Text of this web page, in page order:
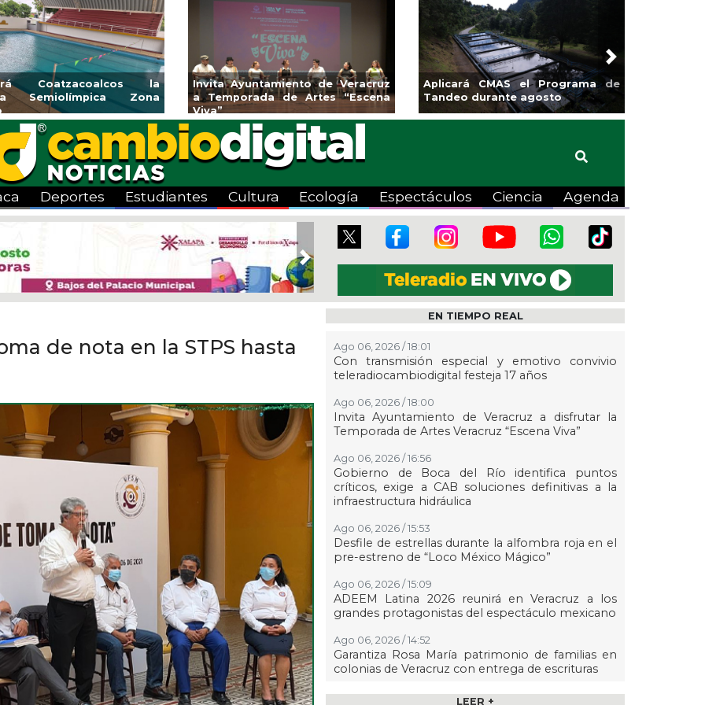
de Xalapa
en Mercadito
Coatzacoalcos impulsa la
halterofilia con la Copa Coyote
2026
Continúa Coatza Vive el Verano
2026 con cine, actividades
lúdicas y expo
Next
Deportes Estudiantes Cultura Ecología Espectáculos Ciencia Agenda
Next
de nota en la STPS hasta
EN TIEMPO REAL
Ago 06, 2026 / 18:01
Con transmisión especial y emotivo convivio
teleradiocambiodigital festeja 17 años
Ago 06, 2026 / 18:00
Invita Ayuntamiento de Veracruz a disfrutar la
Temporada de Artes Veracruz “Escena Viva”
Ago 06, 2026 / 16:56
Gobierno de Boca del Río identifica puntos
críticos, exige a CAB soluciones definitivas a la
infraestructura hidráulica
Ago 06, 2026 / 15:53
Desfile de estrellas durante la alfombra roja en el
pre-estreno de “Loco México Mágico”
Ago 06, 2026 / 15:09
ADEEM Latina 2026 reunirá en Veracruz a los
grandes protagonistas del espectáculo mexicano
Ago 06, 2026 / 14:52
Garantiza Rosa María patrimonio de familias en
colonias de Veracruz con entrega de escrituras
Ago 06, 2026 / 14:45 LEER +